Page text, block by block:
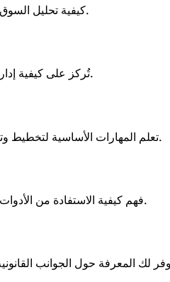
كيفية تحليل السوق وتطوير استراتيجيات تضمن لك التفوق على منافسيك.
تُركز على كيفية إدارة رأس المال وتحديد أفضل مصادر التمويل لمشاريعك.
تعلم المهارات الأساسية لتخطيط وتنفيذ المشاريع ضمن الميزانية والجدول الزمني المحدد.
فهم كيفية الاستفادة من الأدوات الرقمية للوصول إلى جمهورك المستهدف بأقل تكلفة.